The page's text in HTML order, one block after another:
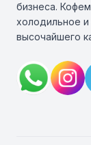
бизнеса.
холодильное
высочайшего